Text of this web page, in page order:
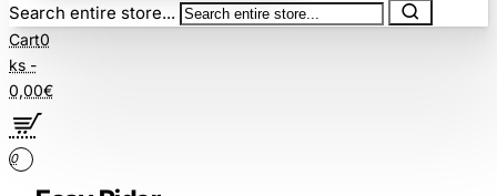
Search entire store...
Cart0
ks -
0,00€
0